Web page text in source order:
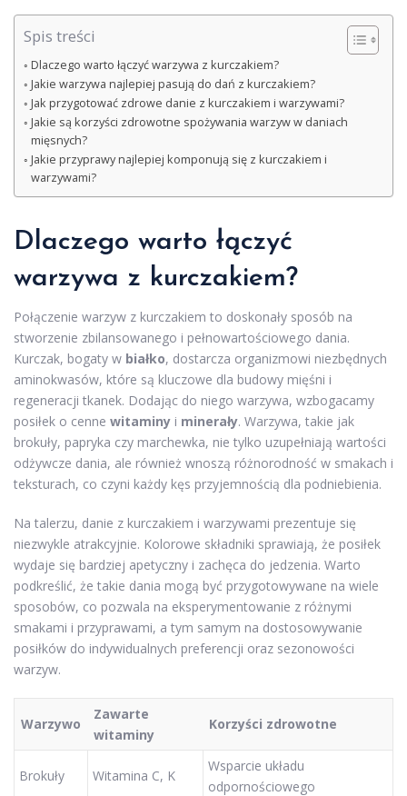
Spis treści
Dlaczego warto łączyć warzywa z kurczakiem?
Jakie warzywa najlepiej pasują do dań z kurczakiem?
Jak przygotować zdrowe danie z kurczakiem i warzywami?
Jakie są korzyści zdrowotne spożywania warzyw w daniach
mięsnych?
Jakie przyprawy najlepiej komponują się z kurczakiem i
warzywami?
Dlaczego warto łączyć
warzywa z kurczakiem?
Połączenie warzyw z kurczakiem to doskonały sposób na
stworzenie zbilansowanego i pełnowartościowego dania.
Kurczak, bogaty w białko, dostarcza organizmowi niezbędnych
aminokwasów, które są kluczowe dla budowy mięśni i
regeneracji tkanek. Dodając do niego warzywa, wzbogacamy
posiłek o cenne witaminy i minerały. Warzywa, takie jak
brokuły, papryka czy marchewka, nie tylko uzupełniają wartości
odżywcze dania, ale również wnoszą różnorodność w smakach i
teksturach, co czyni każdy kęs przyjemnością dla podniebienia.
Na talerzu, danie z kurczakiem i warzywami prezentuje się
niezwykle atrakcyjnie. Kolorowe składniki sprawiają, że posiłek
wydaje się bardziej apetyczny i zachęca do jedzenia. Warto
podkreślić, że takie dania mogą być przygotowywane na wiele
sposobów, co pozwala na eksperymentowanie z różnymi
smakami i przyprawami, a tym samym na dostosowywanie
posiłków do indywidualnych preferencji oraz sezonowości
warzyw.
Warzywo
Zawarte
witaminy
Korzyści zdrowotne
Brokuły Witamina C, K
Wsparcie układu
odpornościowego